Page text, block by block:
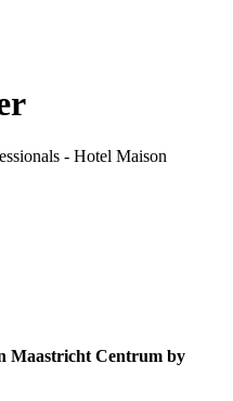
- Hotel Maison
Maastricht Centrum by